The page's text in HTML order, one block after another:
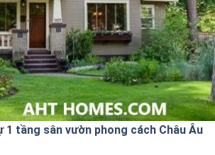
1 tầng sân vườn phong cách Châu Âu